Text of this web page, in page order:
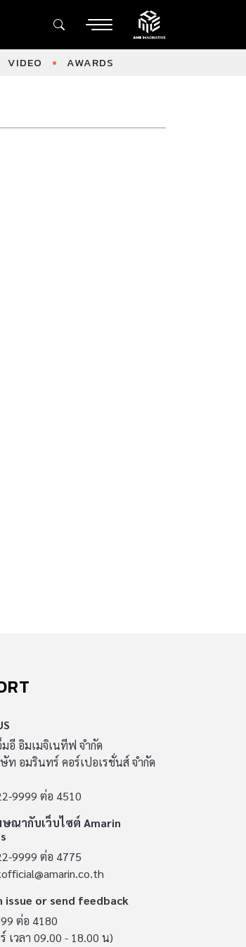
VIDEO AWARDS
อี อิมเมจิเนทีฟ จำกัด
ท อมรินทร์ คอร์เปอเรชั่นส์ จำกัด
9999 ต่อ 4510
ษณากับเว็บไซต์ Amarin
9999 ต่อ 4775
issue or send feedback
ต่อ 4180
เวลา 09.00 - 18.00 น)